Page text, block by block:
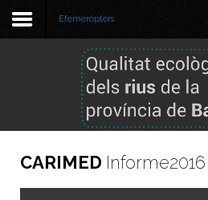
Benvinguda
Metodologia
Informe 2024
Informes anteriors
Efemeròpters
CARIMED Informe2016